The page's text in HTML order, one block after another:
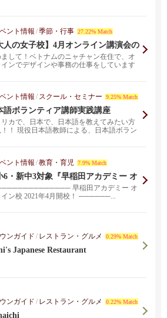
ント情報 /季節・行事 27.22% Match
人の女子校】4月オンライン講演会の
らせ
して！ベトナムのニャチャン在住で、オ
インでデザインや事務の仕事をしています
ント情報 / スクール・セミナー 9.25% Match
語ボランティア講師実践講座
リカで、日本で、日本語を教えてみたい方
！！ 現役日本語教師による、日本語ボラン
ント情報 /教育・育児 7.9% Match
6・新中3対象『早稲田アカデミー オ
イン校』 開校説明会のご案内
早稲田アカデミー オ
イン校 2021年4月開校！ ──────...
ンガイド / レストラン・グルメ 0.29% Match
Japanese Restaurant
ンガイド / レストラン・グルメ 0.22% Match